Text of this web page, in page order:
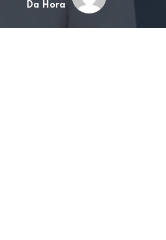
Da Hora